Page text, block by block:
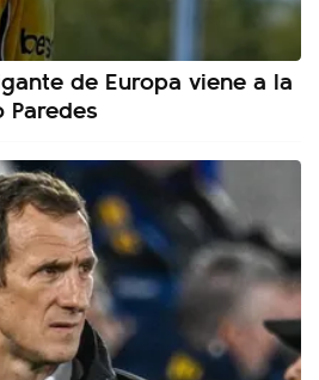
de Europa viene a la